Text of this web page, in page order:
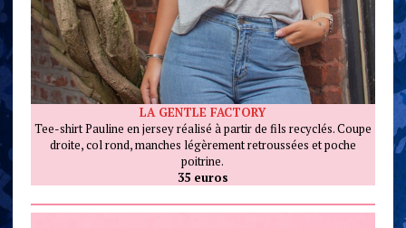
LA GENTLE FACTORY
Tee-shirt Pauline en jersey réalisé à partir de fils recyclés. Coupe
droite, col rond, manches légèrement retroussées et poche
poitrine.
35 euros